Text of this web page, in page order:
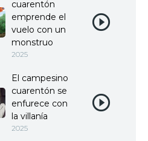
cuarentón
emprende el
vuelo con un
monstruo
2025
El campesino
cuarentón se
enfurece con
la villanía
2025